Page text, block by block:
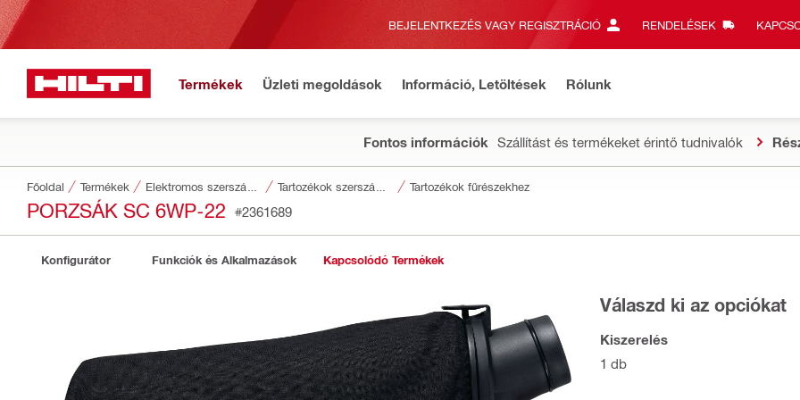
BEJELENTKEZÉS VAGY REGISZTRÁCIÓ RENDELÉSEK
Termékek Üzleti megoldások Információ, Letöltések Rólunk
Fontos információk Szállítást és termékeket érintő tudnivalók
Főoldal Termékek Tartozékok fűrészekhez
PORZSÁK SC 6WP-22 #2361689
Konfigurátor Funkciók és Alkalmazások Kapcsolódó Termékek
Válaszd ki az opciókat
Kiszerelés
1 db